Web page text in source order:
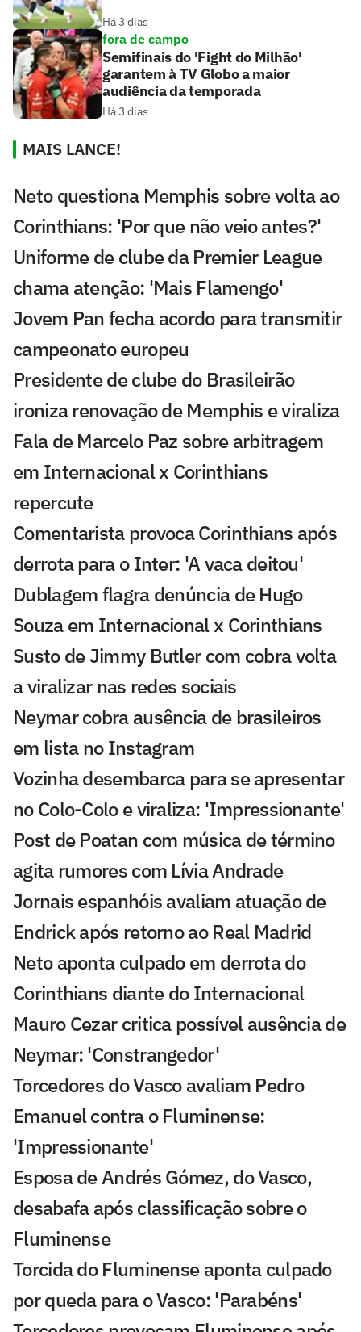
Há 3 dias
fora de campo
Semifinais do 'Fight do Milhão'
garantem à TV Globo a maior
audiência da temporada
Há 3 dias
MAIS LANCE!
Neto questiona Memphis sobre volta ao
Corinthians: 'Por que não veio antes?'
Uniforme de clube da Premier League
chama atenção: 'Mais Flamengo'
Jovem Pan fecha acordo para transmitir
campeonato europeu
Presidente de clube do Brasileirão
ironiza renovação de Memphis e viraliza
Fala de Marcelo Paz sobre arbitragem
em Internacional x Corinthians
repercute
Comentarista provoca Corinthians após
derrota para o Inter: 'A vaca deitou'
Dublagem flagra denúncia de Hugo
Souza em Internacional x Corinthians
Susto de Jimmy Butler com cobra volta
a viralizar nas redes sociais
Neymar cobra ausência de brasileiros
em lista no Instagram
Vozinha desembarca para se apresentar
no Colo-Colo e viraliza: 'Impressionante'
Post de Poatan com música de término
agita rumores com Lívia Andrade
Jornais espanhóis avaliam atuação de
Endrick após retorno ao Real Madrid
Neto aponta culpado em derrota do
Corinthians diante do Internacional
Mauro Cezar critica possível ausência de
Neymar: 'Constrangedor'
Torcedores do Vasco avaliam Pedro
Emanuel contra o Fluminense:
'Impressionante'
Esposa de Andrés Gómez, do Vasco,
desabafa após classificação sobre o
Fluminense
Torcida do Fluminense aponta culpado
por queda para o Vasco: 'Parabéns'